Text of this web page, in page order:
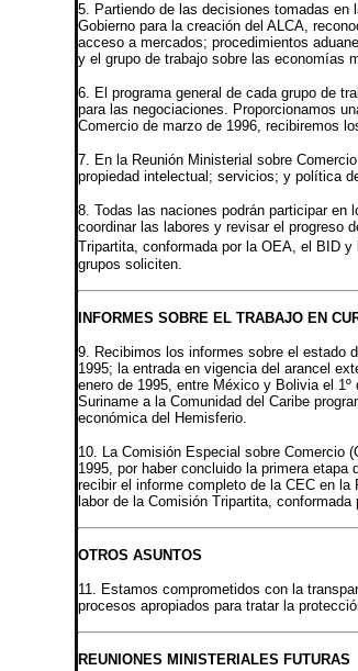
5. Partiendo de las decisiones tomadas
Gobierno para la creación del ALCA,
acceso a mercados; procedimientos
y el grupo de trabajo sobre las economías
6. El programa general de cada grupo de
para las negociaciones. Proporcionamos
Comercio de marzo de 1996, recibiremos
7. En la Reunión Ministerial sobre
propiedad intelectual; servicios; y política
8. Todas las naciones podrán participar
coordinar las labores y revisar el progreso
Tripartita, conformada por la OEA, el BID
grupos soliciten.
INFORMES SOBRE EL TRABAJO EN
9. Recibimos los informes sobre el estado
1995; la entrada en vigencia del arancel
enero de 1995, entre México y Bolivia el
Suriname a la Comunidad del Caribe
económica del Hemisferio.
10. La Comisión Especial sobre Comercio
1995, por haber concluido la primera
recibir el informe completo de la CEC en
labor de la Comisión Tripartita,
OTROS ASUNTOS
11. Estamos comprometidos con la
procesos apropiados para tratar la
REUNIONES MINISTERIALES FUTURAS